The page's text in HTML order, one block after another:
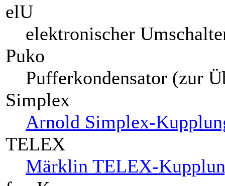
elU
elektronischer
Puko
Pufferkondensator (zur
Simplex
Arnold Simplex-
TELEX
Märklin TELEX-